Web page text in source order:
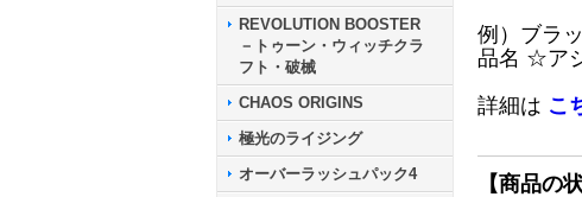
REVOLUTION BOOSTER
－トゥーン・ウィッチクラ
フト・破械
CHAOS ORIGINS
極光のライジング
オーバーラッシュパック4
例）ブラ
品名 ☆ア
詳細は こ
【商品の